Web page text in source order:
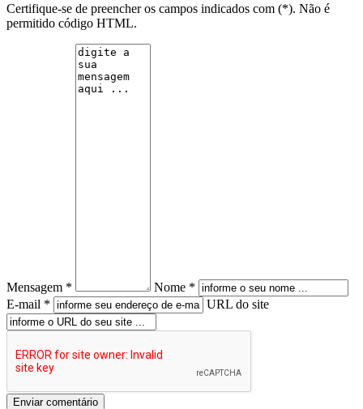
Certifique-se de preencher os campos indicados com (*). Não é
permitido código HTML.
Mensagem *
Nome *
E-mail *
URL do site